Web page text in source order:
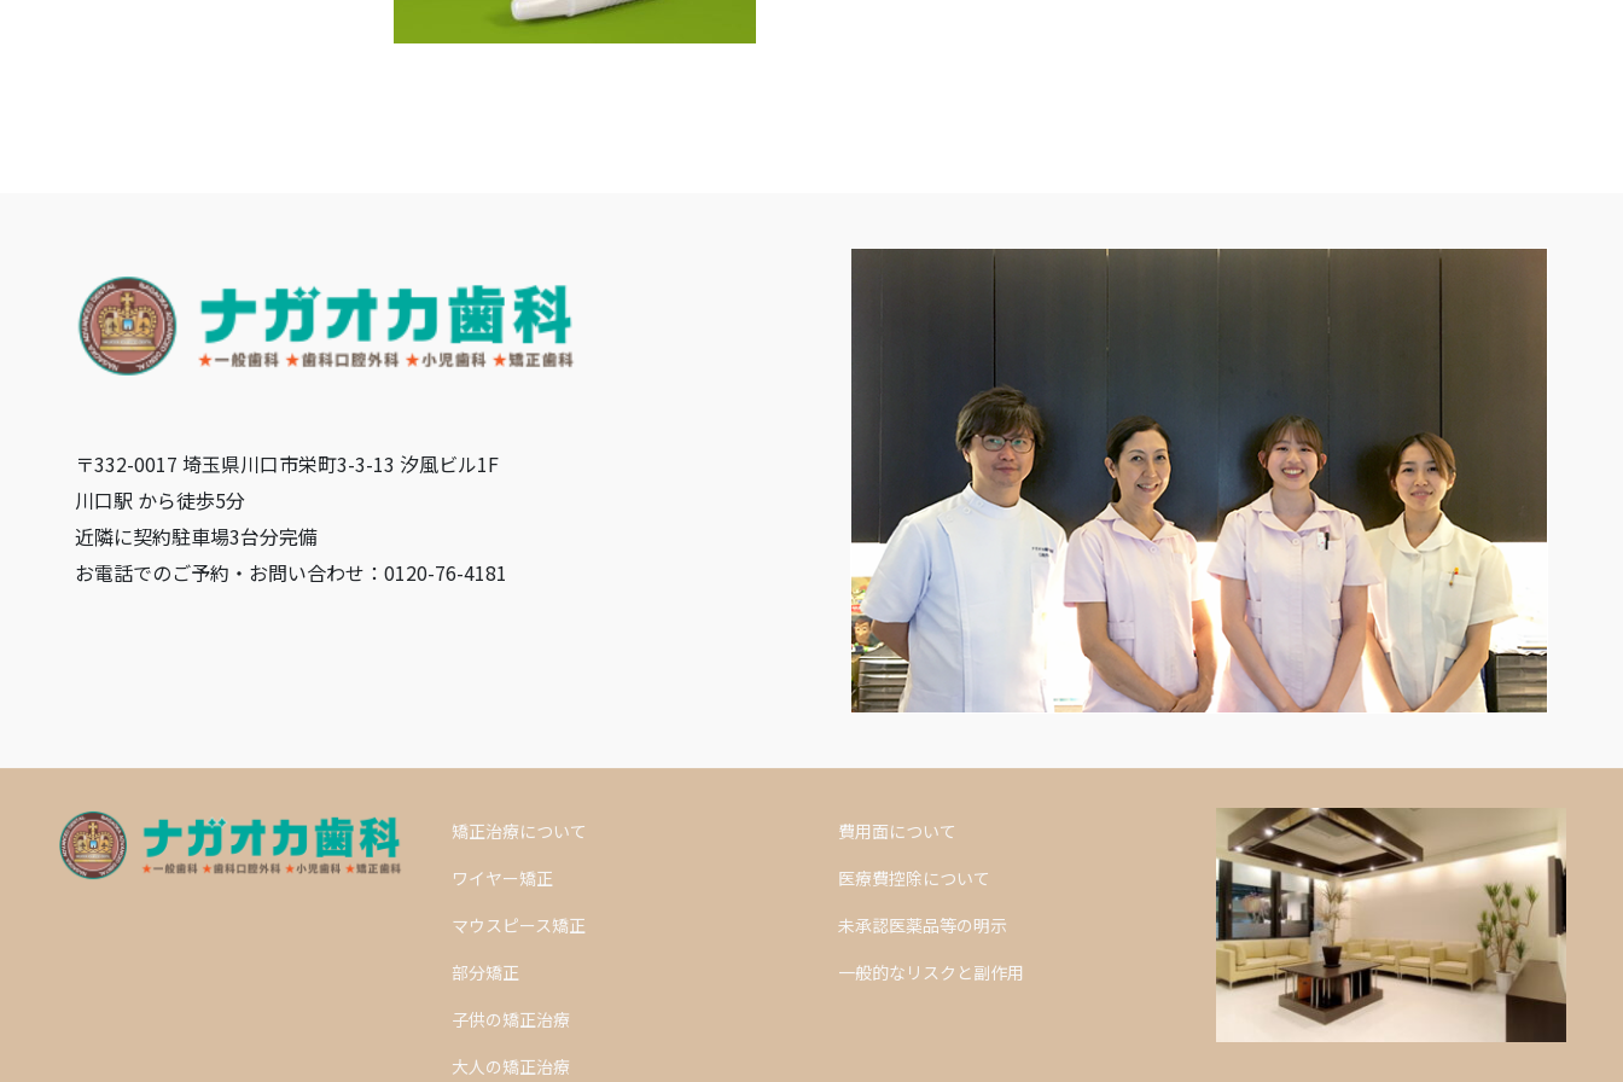
〒332-0017 埼玉県川口市栄町3-3-13 汐風ビル1F
川口駅 から徒歩5分
近隣に契約駐車場3台分完備
お電話でのご予約・お問い合わせ：0120-76-4181
矯正治療について
ワイヤー矯正
マウスピース矯正
部分矯正
子供の矯正治療
大人の矯正治療
費用面について
医療費控除について
未承認医薬品等の明示
一般的なリスクと副作用